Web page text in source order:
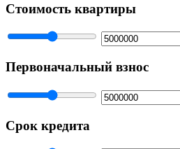
Стоимость квартиры
Первоначальный взнос
Cрок кредита